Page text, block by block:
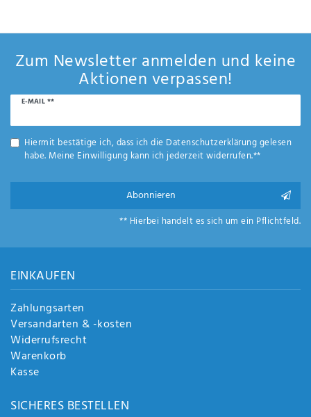
Zum Newsletter anmelden und keine
Aktionen verpassen!
E-MAIL **
Newsletter
Hiermit bestätige ich, dass ich die Daten­schutz­erklärunggelesen
habe. Meine Einwilligung kann ich jederzeit widerrufen.**
Abonnieren
** Hierbei handelt es sich um ein Pflichtfeld.
EINKAUFEN
Zahlungsarten
Versandarten & -kosten
Widerrufsrecht
Warenkorb
Kasse
SICHERES BESTELLEN